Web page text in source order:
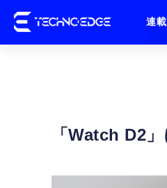
連載
Watch D2